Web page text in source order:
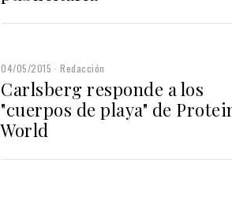
04/05/2015 Redacción
Carlsberg responde a los
"cuerpos de playa" de
World